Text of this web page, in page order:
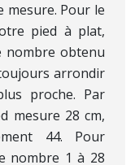
mesure. Pour le
pied à plat,
nombre obtenu
arrondir
proche. Par
mesure 28 cm,
44. Pour
nombre 1 à 28